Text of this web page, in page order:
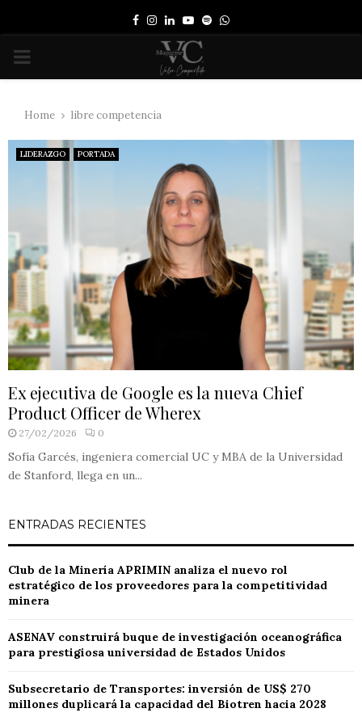
Facebook
Instagram
LinkedinYoutube
SpotifyWhatsapp
PRIMARY
Home libre competencia
LIDERAZGO PORTADA
Ex ejecutiva de Google es la nueva Chief
Product Officer de Wherex
27/02/2026 0
Sofía Garcés, ingeniera comercial UC y MBA de la Universidad
de Stanford, llega en un...
ENTRADAS RECIENTES
Club de la Minería APRIMIN analiza el nuevo rol
estratégico de los proveedores para la competitividad
minera
ASENAV construirá buque de investigación oceanográfica
para prestigiosa universidad de Estados Unidos
Subsecretario de Transportes: inversión de US$ 270
millones duplicará la capacidad del Biotren hacia 2028